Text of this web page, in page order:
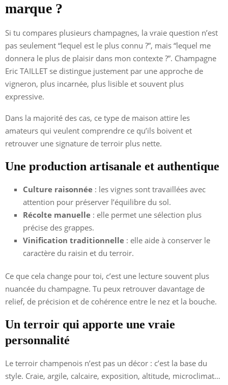
marque ?
Si tu compares plusieurs champagnes, la vraie question n’est
pas seulement “lequel est le plus connu ?”, mais “lequel me
donnera le plus de plaisir dans mon contexte ?”. Champagne
Eric TAILLET se distingue justement par une approche de
vigneron, plus incarnée, plus lisible et souvent plus
expressive.
Dans la majorité des cas, ce type de maison attire les
amateurs qui veulent comprendre ce qu’ils boivent et
retrouver une signature de terroir plus nette.
Une production artisanale et authentique
Culture raisonnée : les vignes sont travaillées avec
attention pour préserver l’équilibre du sol.
Récolte manuelle : elle permet une sélection plus
précise des grappes.
Vinification traditionnelle : elle aide à conserver le
caractère du raisin et du terroir.
Ce que cela change pour toi, c’est une lecture souvent plus
nuancée du champagne. Tu peux retrouver davantage de
relief, de précision et de cohérence entre le nez et la bouche.
Un terroir qui apporte une vraie
personnalité
Le terroir champenois n’est pas un décor : c’est la base du
style. Craie, argile, calcaire, exposition, altitude, microclimat…